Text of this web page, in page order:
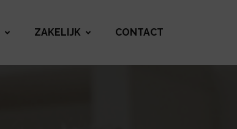
ZAKELIJK CONTACT